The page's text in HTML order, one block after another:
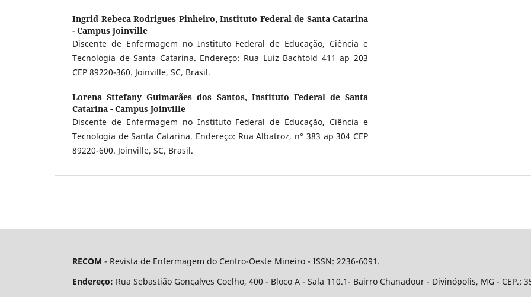
Ingrid Rebeca Rodrigues Pinheiro, Instituto Federal de Santa Catarina
- Campus Joinville
Discente de Enfermagem no Instituto Federal de Educação, Ciência e
Tecnologia de Santa Catarina. Endereço: Rua Luiz Bachtold 411 ap 203
CEP 89220-360. Joinville, SC, Brasil.
Lorena Sttefany Guimarães dos Santos, Instituto Federal de Santa
Catarina - Campus Joinville
Discente de Enfermagem no Instituto Federal de Educação, Ciência e
Tecnologia de Santa Catarina. Endereço: Rua Albatroz, n° 383 ap 304 CEP
89220-600. Joinville, SC, Brasil.
RECOM - Revista de Enfermagem do Centro-Oeste Mineiro - ISSN: 2236-6091.
Endereço: Rua Sebastião Gonçalves Coelho, 400 - Bloco A - Sala 110.1- Bairro Chanadour - Divinópolis, MG - CEP.: